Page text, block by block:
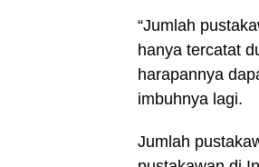
“Jumlah
hanya tercatat
harapannya
imbuhnya lagi.
Jumlah